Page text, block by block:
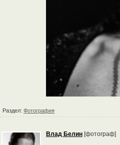
Раздел: Фотография
Влад Белин [фотограф]